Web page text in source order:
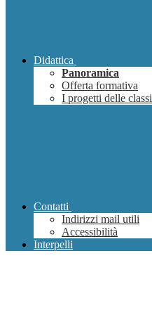
Didattica
Panoramica
Offerta formativa
I progetti delle classi
Contatti
Indirizzi mail utili
Accessibilità
Interpelli